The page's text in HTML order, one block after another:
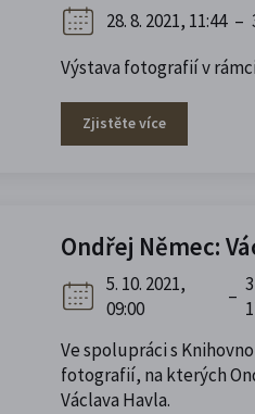
28. 8. 2021, 11:44 –
Výstava fotografií v
Zjistěte více
Ondřej Němec:
5. 10. 2021,
09:00
–
Ve spolupráci s
fotografií, na kterých
Václava Havla.